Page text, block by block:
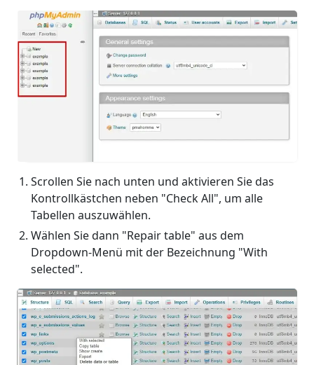
Scrollen Sie nach unten und aktivieren Sie das
Kontrollkästchen neben "Check All", um alle
Tabellen auszuwählen.
Wählen Sie dann "Repair table" aus dem
Dropdown-Menü mit der Bezeichnung "With
selected".